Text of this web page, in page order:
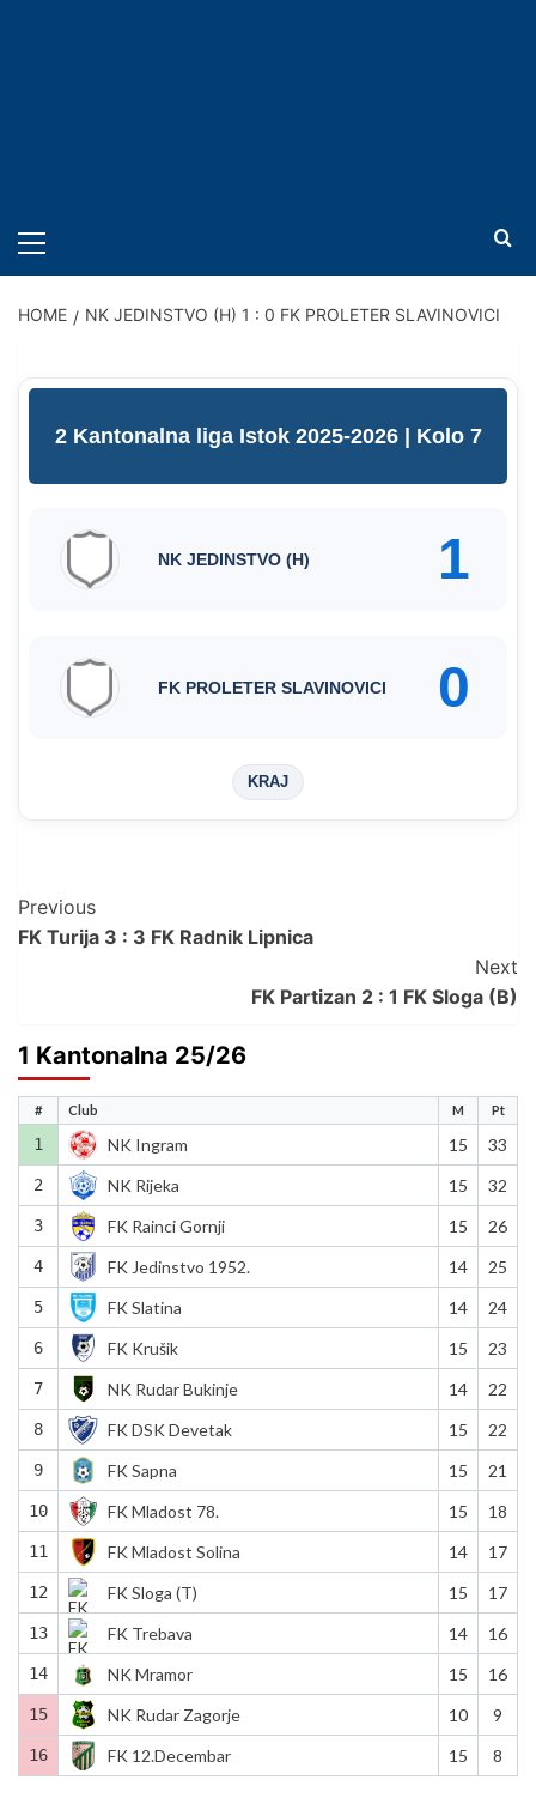
MENU
HOME NK JEDINSTVO (H) 1 : 0 FK PROLETER SLAVINOVICI
2 Kantonalna liga Istok 2025-2026 | Kolo 7
NK JEDINSTVO (H) 1
FK PROLETER SLAVINOVICI 0
KRAJ
Post
Navigation
Previous
FK Turija 3 : 3 FK Radnik Lipnica
Next
FK Partizan 2 : 1 FK Sloga (B)
1 Kantonalna 25/26
# Club M Pt
1 NK Ingram 15 33
2 NK Rijeka 15 32
3 FK Rainci Gornji 15 26
4 FK Jedinstvo 1952. 14 25
5 FK Slatina 14 24
6 FK Krušik 15 23
7 NK Rudar Bukinje 14 22
8 FK DSK Devetak 15 22
9 FK Sapna 15 21
10 FK Mladost 78. 15 18
11 FK Mladost Solina 14 17
12 FK Sloga (T) 15 17
13 FK Trebava 14 16
14 NK Mramor 15 16
15 NK Rudar Zagorje 10 9
16 FK 12.Decembar 15 8